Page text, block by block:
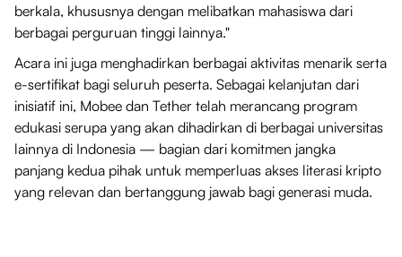
berkala, khususnya dengan melibatkan mahasiswa dari
berbagai perguruan tinggi lainnya."
Acara ini juga menghadirkan berbagai aktivitas menarik serta
e-sertifikat bagi seluruh peserta. Sebagai kelanjutan dari
inisiatif ini, Mobee dan Tether telah merancang program
edukasi serupa yang akan dihadirkan di berbagai universitas
lainnya di Indonesia — bagian dari komitmen jangka
panjang kedua pihak untuk memperluas akses literasi kripto
yang relevan dan bertanggung jawab bagi generasi muda.